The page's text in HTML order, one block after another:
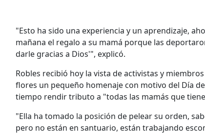
"Esto ha sido una experiencia y un aprendizaje,
mañana el regalo a su mamá porque las
darle gracias a Dios'", explicó.
Robles recibió hoy la vista de activistas y
flores un pequeño homenaje con motivo del Día
tiempo rendir tributo a "todas las mamás que
"Ella ha tomado la posición de pelear su orden,
pero no están en santuario, están trabajando